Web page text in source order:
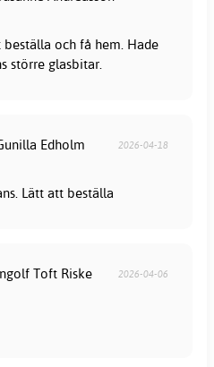
och få hem. Hade
större glasbitar.
Edholm 2026-04-18
Lätt att beställa
Toft Riske 2026-04-06